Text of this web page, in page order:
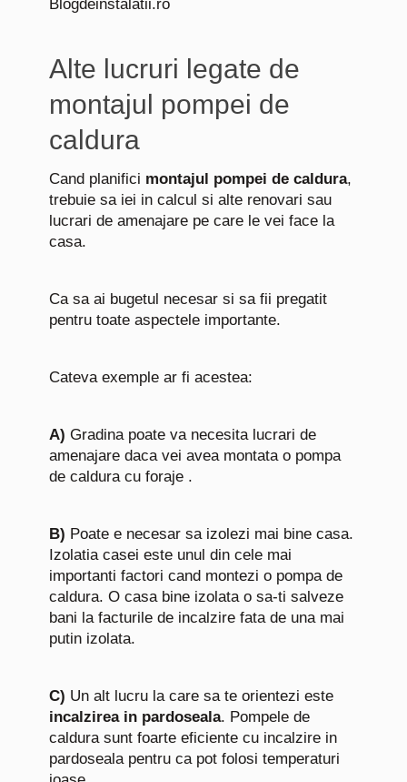
Alte lucruri legate de
montajul pompei de
caldura
Cand planifici montajul pompei de caldura,
trebuie sa iei in calcul si alte renovari sau
lucrari de amenajare pe care le vei face la
casa.
Ca sa ai bugetul necesar si sa fii pregatit
pentru toate aspectele importante.
Cateva exemple ar fi acestea:
A) Gradina poate va necesita lucrari de
amenajare daca vei avea montata o pompa
de caldura cu foraje .
B) Poate e necesar sa izolezi mai bine casa.
Izolatia casei este unul din cele mai
importanti factori cand montezi o pompa de
caldura. O casa bine izolata o sa-ti salveze
bani la facturile de incalzire fata de una mai
putin izolata.
C) Un alt lucru la care sa te orientezi este
incalzirea in pardoseala. Pompele de
caldura sunt foarte eficiente cu incalzire in
pardoseala pentru ca pot folosi temperaturi